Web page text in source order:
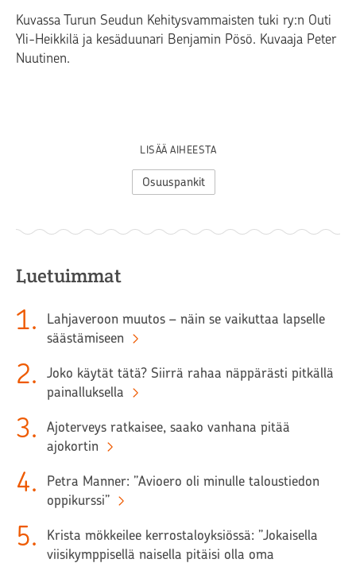
Kuvassa Turun Seudun Kehitysvammaisten tuki ry:n Outi
Yli-Heikkilä ja kesäduunari Benjamin Pösö. Kuvaaja Peter
Nuutinen.
LISÄÄ AIHEESTA
Osuuspankit
Luetuimmat
1.
Lahjaveroon muutos – näin se vaikuttaa lapselle
säästämiseen
2.
Joko käytät tätä? Siirrä rahaa näppärästi pitkällä
painalluksella
3.
Ajoterveys ratkaisee, saako vanhana pitää
ajokortin
4.
Petra Manner: ”Avioero oli minulle taloustiedon
oppikurssi”
5.
Krista mökkeilee kerrostaloyksiössä: ”Jokaisella
viisikymppisellä naisella pitäisi olla oma